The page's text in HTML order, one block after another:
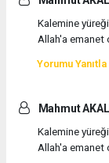
Kalemine
Allah'a emanet
Yorumu Yanıtla
Mahmut
Kalemine
Allah'a emanet